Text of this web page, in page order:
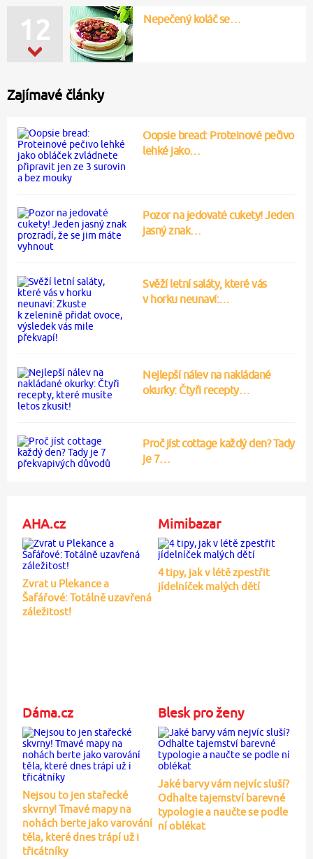
12 Nepečený koláč se…
Zajímavé články
Oopsie bread: Proteinové pečivo
lehké jako…
Pozor na jedovaté cukety! Jeden
jasný znak…
Svěží letní saláty, které vás
v horku neunaví:…
Nejlepší nálev na nakládané
okurky: Čtyři recepty…
Proč jíst cottage každý den? Tady
je 7…
AHA.cz
Zvrat u Plekance a
Šafářové: Totálně uzavřená
záležitost!
Mimibazar
4 tipy, jak v létě zpestřit
jídelníček malých dětí
Dáma.cz
Nejsou to jen stařecké
skvrny! Tmavé mapy na
nohách berte jako varování
těla, které dnes trápí už i
třicátníky
Blesk pro ženy
Jaké barvy vám nejvíc sluší?
Odhalte tajemství barevné
typologie a naučte se podle
ní oblékat